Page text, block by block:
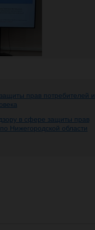
прав потребителей и
в сфере защиты прав
Нижегородской области